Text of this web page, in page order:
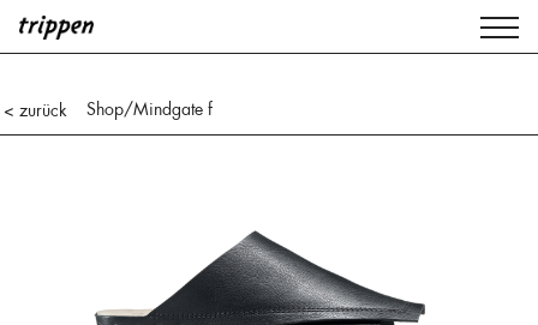
< zurück Shop/Mindgate f